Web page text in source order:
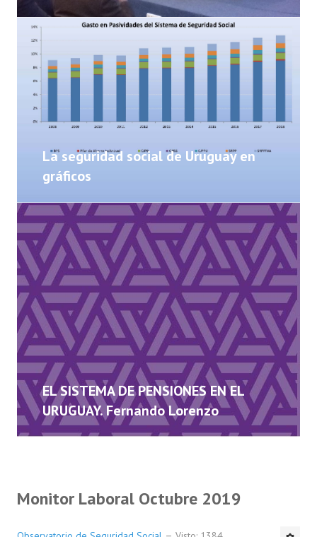
La seguridad social de Uruguay en
gráficos
EL SISTEMA DE PENSIONES EN EL
URUGUAY. Fernando Lorenzo
Monitor Laboral Octubre 2019